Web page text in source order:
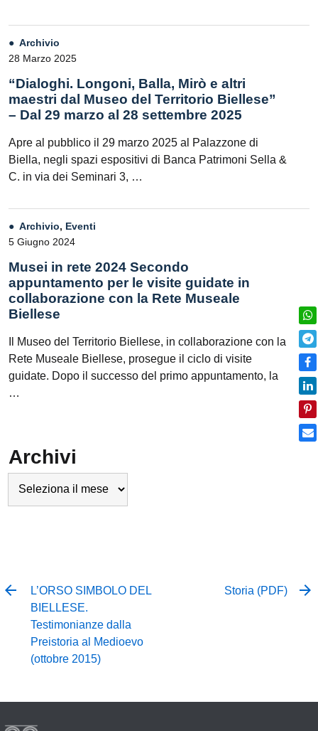
Archivio
28 Marzo 2025
“Dialoghi. Longoni, Balla, Mirò e altri
maestri dal Museo del Territorio Biellese”
– Dal 29 marzo al 28 settembre 2025
Apre al pubblico il 29 marzo 2025 al Palazzone di
Biella, negli spazi espositivi di Banca Patrimoni Sella &
C. in via dei Seminari 3, …
Archivio, Eventi
5 Giugno 2024
Musei in rete 2024 Secondo
appuntamento per le visite guidate in
collaborazione con la Rete Museale
Biellese
Il Museo del Territorio Biellese, in collaborazione con la
Rete Museale Biellese, prosegue il ciclo di visite
guidate. Dopo il successo del primo appuntamento, la
…
Archivi
L’ORSO SIMBOLO DEL
BIELLESE.
Testimonianze dalla
Preistoria al Medioevo
(ottobre 2015)
Storia (PDF)